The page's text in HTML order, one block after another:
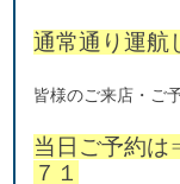
通常通り運航
皆様のご来店・ご
当日ご予約
７１